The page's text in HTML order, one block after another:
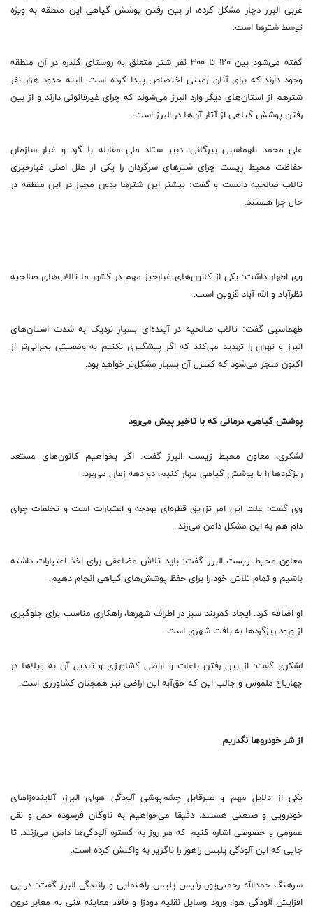
غربی البرز دچار مشکل کرده، از بین رفتن پوشش گیاهی این منطقه به ویژه
توسط شترها است.
گفته می‌شود بین ۱۲۰ تا ۳۰۰ نفر شتر متعلق به روستای گلدره در آن منطقه
وجود دارند که برای آنان زمینی اختصاص پیدا کرده است. البته حدود هزار نفر
شترهم از استان‌های دیگر وارد البرز می‌شوند که چرای غیرقانونی دارند و از بین
رفتن پوشش گیاهی از آثار آن‌ها در البرز است.
علی محمد طهماسبی بیرگانی، دبیر ستاد ملی مقابله با گرد و غبار سازمان
حفاظت محیط زیست چرای شتر‌های سرگردان را یکی از علل اصلی غبارخیزی
تالاب صالحیه دانست و گفت: بیشتر این شتر‌ها بدون مجوز در این منطقه در
حال چرا هستند.
وی اظهار داشت: یکی از کانون‌های غبارخیز مهم در کشور ما تالاب‌های صالحیه
نظرآباد و الله آباد قزوین است.
طهماسبی گفت: تالاب صالحیه در آینده‌ای بسیار نزدیک به شدت استان‌های
البرز و تهران را تهدید می‌کند که اگر پیشگیری نکنیم به وضعیتی بحرانی‌تر از
اکنون منجر می‌شود که کنترل آن بسیار مشکل‌تر خواهد بود.
پوشش گیاهی، درمانی که با تاخیر پیش‌ می‌رود
لشکری، معاون محیط زیست البرز گفت: اگر بخواهیم کانون‌های مستعد
ریزگردها را با پوشش گیاهی مهار کنیم، دو دهه زمان می‌برد.
وی گفت: علت این امر تزریق قطره‌ای بودجه و اعتبارات است و تخلفات چرای
دام هم به این مشکل دامن می‌زند.
معاون محیط زیست البرز گفت: باید تلاش مضاعفی برای اخذ اعتبارات داشته
باشیم و تمام تلاش خود را برای حفظ پوشش‌های گیاهی انجام دهیم.
او اضافه کرد: ایجاد کمربند سبز در اطراف شهرها، راهکاری مناسب برای جلوگیری
از ورود ریزگردها به بافت شهری است.
لشکری گفت: از بین رفتن باغات و اراضی کشاورزی و تبدیل آن به ویلاها در
چهارباغ ملموس و جالب این که حق‌آبه این اراضی نیز همچنان کشاورزی است.
از شر خودروها نگذریم
یکی از دلایل مهم و غیرقابل چشم‌پوشی آلودگی هوای البرز، آلاینده‌زاهای
خودرویی و صنعتی هستند. دقیقا می‌خواهیم به ناوگان فرسوده حمل و نقل
عمومی و خصوصی اشاره کنیم که هر روز به گستره آلودگی‌ها دامن می‌زنند. تا
جایی که این آلودگی پلیس راهور را ناگزیر به واکنش کرده است.
سرهنگ حمدالله رحمتی‌پور، رئیس پلیس راهنمایی و رانندگی البرز گفت: در پی
افزایش آلودگی هوا، ورود وسایل نقلیه دودزا و فاقد معاینه فنی به معابر درون